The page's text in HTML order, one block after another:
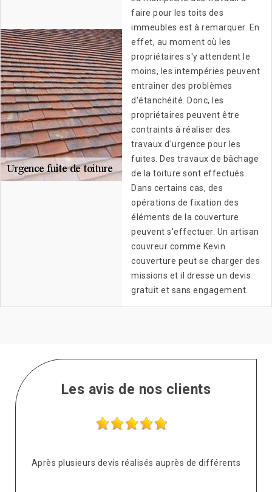
faire pour les toits des
immeubles est à remarquer. En
effet, au moment où les
propriétaires s'y attendent le
moins, les intempéries peuvent
entraîner des problèmes
d'étanchéité. Donc, les
propriétaires peuvent être
contraints à réaliser des
travaux d'urgence pour les
fuites. Des travaux de bâchage
de la toiture sont effectués.
Dans certains cas, des
opérations de fixation des
éléments de la couverture
peuvent s'effectuer. Un artisan
couvreur comme Kevin
couverture peut se charger des
missions et il dresse un devis
gratuit et sans engagement.
Les avis de nos clients
Après plusieurs devis réalisés auprès de différents